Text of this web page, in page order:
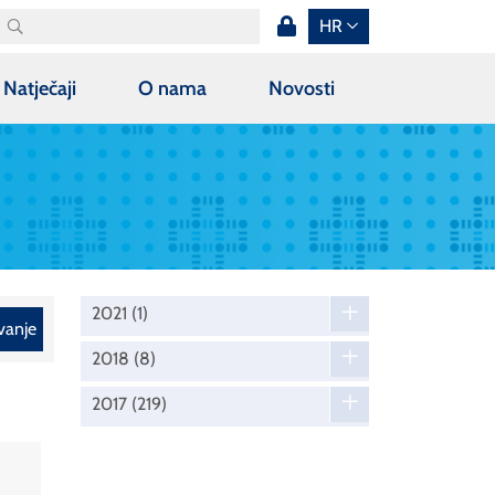
HR
Natječaji O nama Novosti
2021 (1)
2018 (8)
2017 (219)